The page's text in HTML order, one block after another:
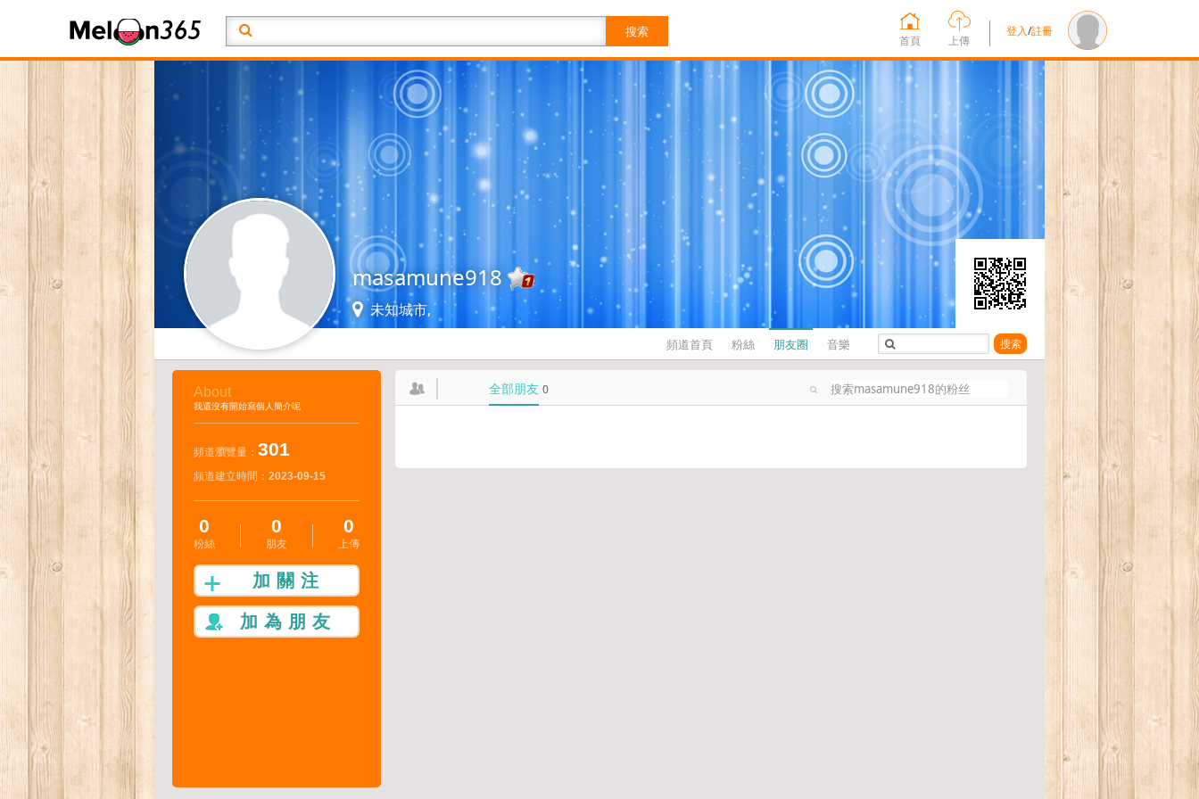
搜索 登入/註冊
首頁 上傳
masamune918
未知城市,
搜索
頻道首頁 粉絲 朋友圈 音樂
我還沒有開始寫個人簡介呢
頻道瀏覽量： 301
頻道建立時間： 2023-09-15
0
粉絲
0
朋友
0
上傳
加關注
加為朋友
全部朋友 0